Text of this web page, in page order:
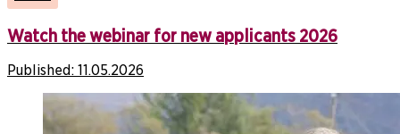
Watch the webinar for new applicants 2026
Published: 11.05.2026